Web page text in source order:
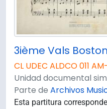
CL UDEC ALDCO 011
Unidad documental
Parte de Archivos
Esta partitura